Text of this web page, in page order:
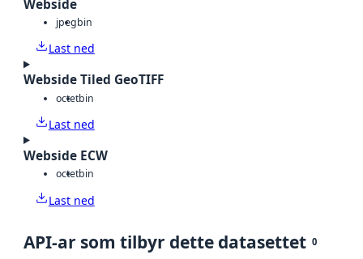
Webside
jpegbin
Last ned
Webside Tiled GeoTIFF
octetbin
Last ned
Webside ECW
octetbin
Last ned
API-ar som tilbyr dette datasettet 0